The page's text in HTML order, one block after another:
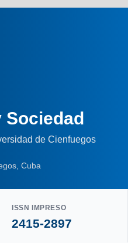
Sociedad
de Cienfuegos
Cuba
ISSN IMPRESO
2415-2897